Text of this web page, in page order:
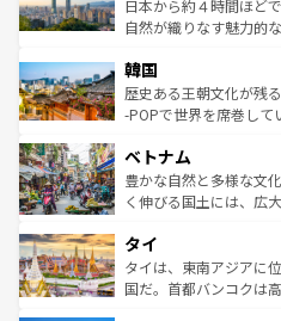
っている。訪れるたび
はコンテンツ一覧
ク）、タスマニアの美
ど、見どころがたくさ
いる。アクティビティ
ビング、ハイキングな
い。オーストラリアの
参照してほしい。
日本から約４時間ほど
自然が織りなす魅力的
ン）、静ひつな山岳地
と山間の静けさが共存
驚きをもたらしてくれ
容にもいいと評判のス
が味わえる。
照してほしい。
韓国
歴史ある王朝文化が残
-POPで世界を席巻して
き、地方に足を延ばせ
できる。そして、キム
まで、さまざまな韓国
リティに包まれながら
わっ
覧を参照してほしい。
ベトナム
豊かな自然と多様な文
く伸びる国土には、広
急速な発展と共に伝統
ーチミン市のフランス
醸し出している。また
タイ
タイは、東南アジアに
国だ。首都バンコクは